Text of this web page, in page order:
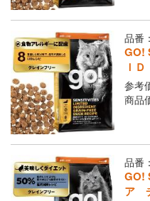
品番
GO!
Ｉ
参考
商品
品番
GO!
ア